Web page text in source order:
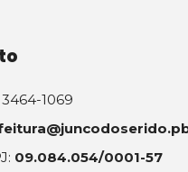
3464-1069
09.084.054/0001-57